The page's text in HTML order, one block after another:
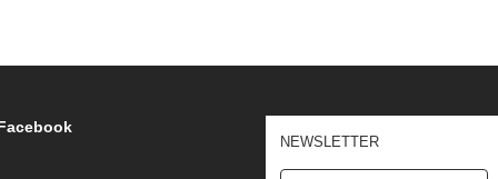
NEWSLETTER